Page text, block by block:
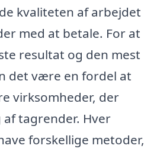
kvaliteten af arbejdet
med at betale. For at
resultat og den mest
det være en fordel at
virksomheder, der
tagrender. Hver
forskellige metoder,